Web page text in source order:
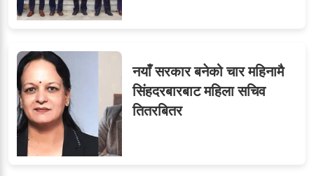
नयाँ सरकार बनेको चार महिनामै
सिंहदरबारबाट महिला सचिव
तितरबितर